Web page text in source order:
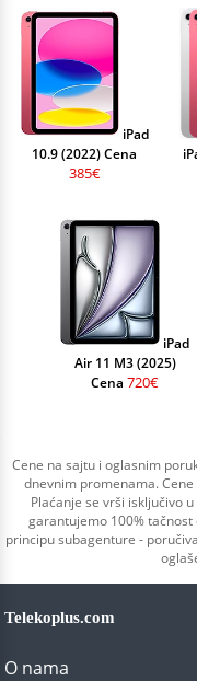
iPad
10.9 (2022) Cena
385€
iPad
Air 11 M3 (2025)
Cena 720€
Cene na sajtu i oglasnim
dnevnim promenama.
Plaćanje se vrši isključivo
garantujemo 100% tačnost
principu subagenture -
Telekoplus.com
O nama